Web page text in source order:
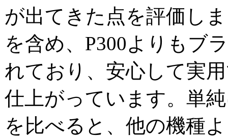
が出てきた点を評価し
を含め、P300よりもブ
れており、安心して実
仕上がっています。単
を比べると、他の機種